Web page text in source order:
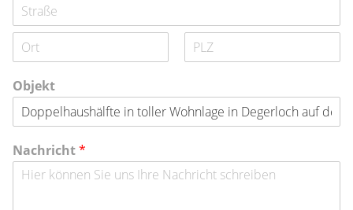
A
s
s
l
e
t
a
o
n
Objekt
Nachricht*